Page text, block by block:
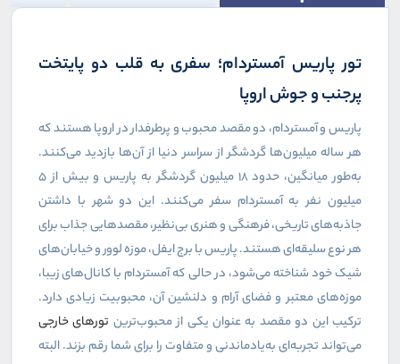
تور پاریس آمستردام؛ سفری به قلب دو پایتخت
پرجنب و جوش اروپا
پاریس و آمستردام، دو مقصد محبوب و پرطرفدار در اروپا هستند که
هر ساله میلیون‌ها گردشگر از سراسر دنیا از آن‌ها بازدید می‌کنند.
به‌طور میانگین، حدود ۱۸ میلیون گردشگر به پاریس و بیش از ۵
میلیون نفر به آمستردام سفر می‌کنند. این دو شهر با داشتن
جاذبه‌های تاریخی، فرهنگی و هنری بی‌نظیر، مقصدهایی جذاب برای
هر نوع سلیقه‌ای هستند. پاریس با برج ایفل، موزه لوور و خیابان‌های
شیک خود شناخته می‌شود، در حالی که آمستردام با کانال‌های زیبا،
موزه‌های معتبر و فضای آرام و دلنشین آن، محبوبیت زیادی دارد.
ترکیب این دو مقصد به عنوان یکی از محبوب‌ترین تورهای خارجی
می‌تواند تجربه‌ای به‌یادماندنی و متفاوت را برای شما رقم بزند. البته